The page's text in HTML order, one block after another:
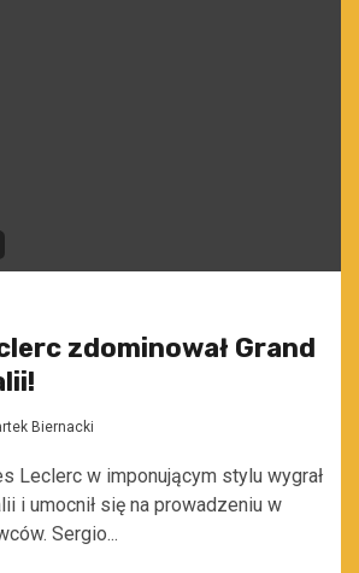
zdominował Grand
Biernacki
Leclerc w imponującym stylu wygrał
i umocnił się na prowadzeniu w
Sergio...